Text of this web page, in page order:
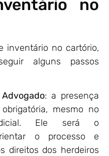
no
inventário no cartório,
alguns passos
: a presença
mesmo no
Ele será o
o processo e
direitos dos herdeiros